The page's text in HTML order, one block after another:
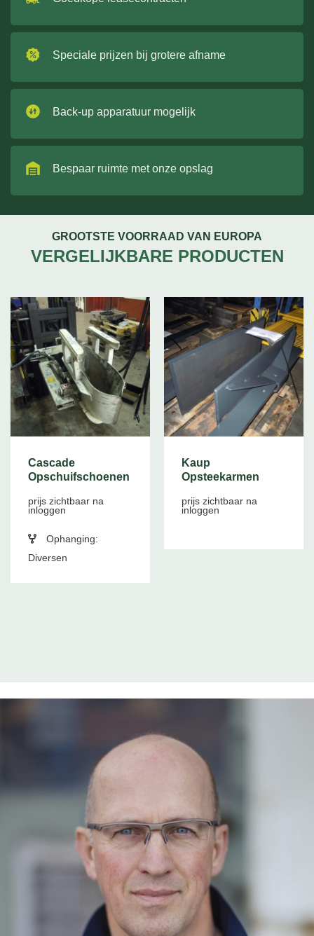
Speciale prijzen bij grotere afname
Back-up apparatuur mogelijk
Bespaar ruimte met onze opslag
GROOTSTE VOORRAAD VAN EUROPA
VERGELIJKBARE PRODUCTEN
Cascade
Opschuifschoenen
prijs zichtbaar na
inloggen
Ophanging:
Diversen
Kaup
Opsteekarmen
prijs zichtbaar na
inloggen